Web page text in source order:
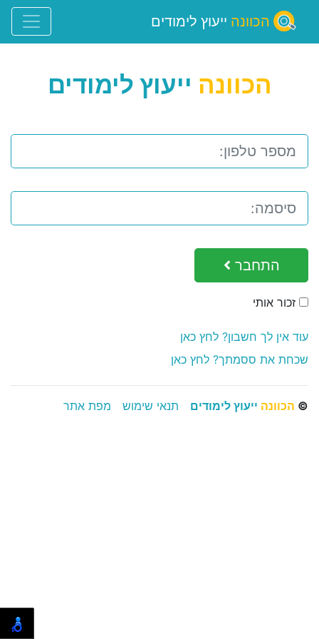
הכוונה ייעוץ לימודים
הכוונה ייעוץ לימודים
התחבר
זכור אותי
עוד אין לך חשבון? לחץ כאן
שכחת את ססמתך? לחץ כאן
© הכוונה ייעוץ לימודים תנאי שימוש מפת אתר